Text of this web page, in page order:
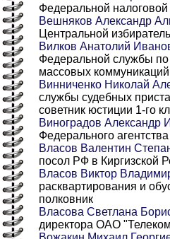
Федеральной
Вешняков Александр
Центральной
Вилков Анатолий
Федеральной службы по
массовых коммуникаций
Винниченко Николай
службы судебных
советник юстиции 1-го
Виноградов Александр
Федерального
Власов Валентин
посол РФ в Киргизской
Власов Виктор
расквартирования и
полковник
Власова Светлана
директора ОАО